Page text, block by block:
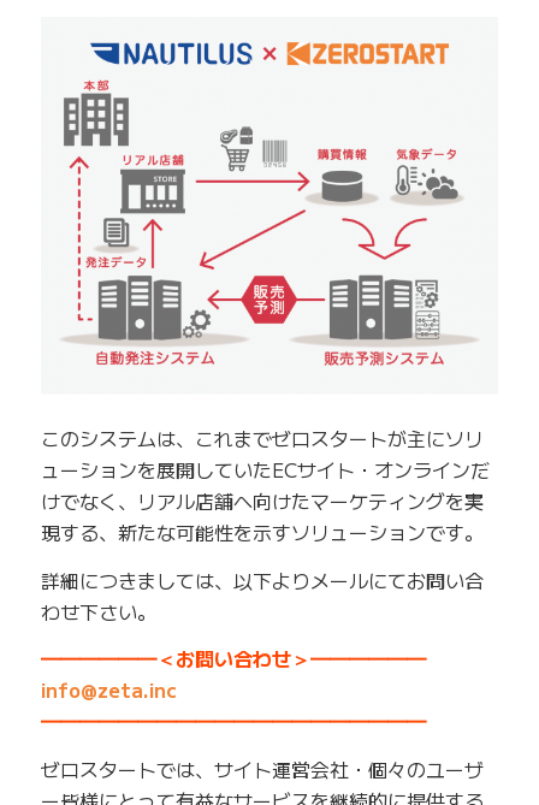
このシステムは、これまでゼロスタートが主にソリ
ューションを展開していたECサイト・オンラインだ
けでなく、リアル店舗へ向けたマーケティングを実
現する、新たな可能性を示すソリューションです。
詳細につきましては、以下よりメールにてお問い合
わせ下さい。
━━━━━━＜お問い合わせ＞━━━━━━
info@zeta.inc
━━━━━━━━━━━━━━━━━━━━
ゼロスタートでは、サイト運営会社・個々のユーザ